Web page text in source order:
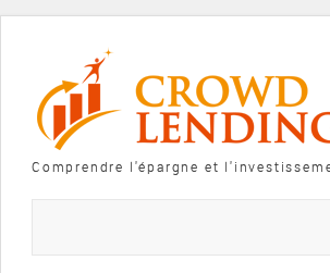
Comprendre l'épargne et